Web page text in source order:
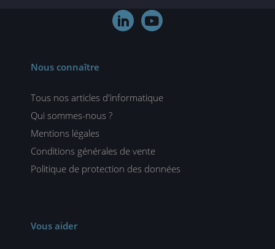
 
Nous connaître
Tous nos articles d'informatique
Qui sommes-nous ?
Mentions légales
Conditions générales de vente
Politique de protection des données
Vous aider